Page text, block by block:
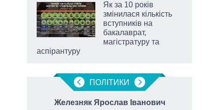
Як за 10 років
змінилася кількість
вступників на
бакалаврат,
магістратуру та
аспірантуру
ПОЛIТИКИ
Железняк Ярослав Іванович